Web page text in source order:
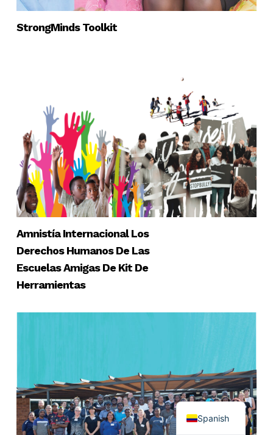
StrongMinds Toolkit
Amnistía Internacional Los
Derechos Humanos De Las
Escuelas Amigas De Kit De
Herramientas
Spanish
English